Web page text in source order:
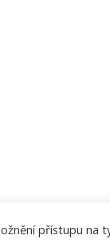
přístupu na